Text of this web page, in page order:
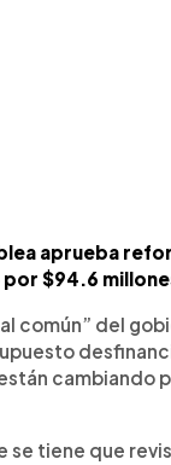
aprueba
por $94.6 millone
común” del
cambiando
se tiene que